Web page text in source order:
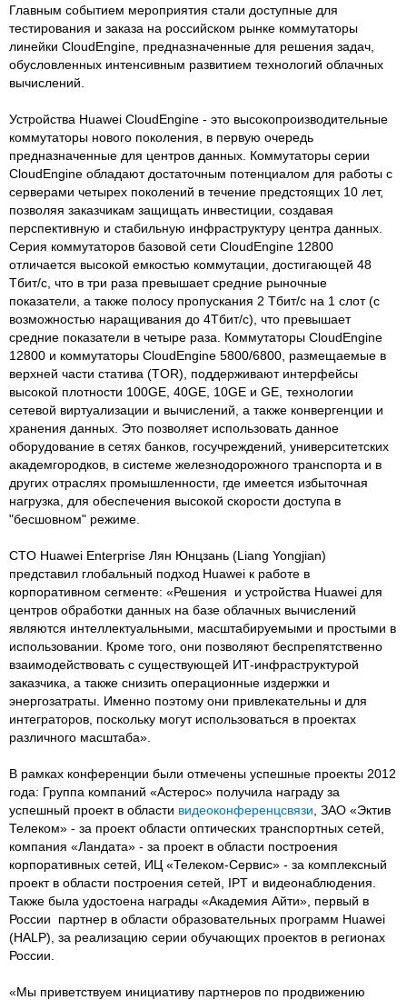
Главным событием мероприятия стали доступные для
тестирования и заказа на российском рынке коммутаторы
линейки CloudEngine, предназначенные для решения задач,
обусловленных интенсивным развитием технологий облачных
вычислений.
Устройства Huawei CloudEngine - это высокопроизводительные
коммутаторы нового поколения, в первую очередь
предназначенные для центров данных. Коммутаторы серии
CloudEngine обладают достаточным потенциалом для работы с
серверами четырех поколений в течение предстоящих 10 лет,
позволяя заказчикам защищать инвестиции, создавая
перспективную и стабильную инфраструктуру центра данных.
Серия коммутаторов базовой сети CloudEngine 12800
отличается высокой емкостью коммутации, достигающей 48
Tбит/с, что в три раза превышает средние рыночные
показатели, a также полосу пропускания 2 Тбит/с на 1 слот (с
возможностью наращивания до 4Тбит/с), что превышает
средние показатели в четыре раза. Коммутаторы CloudEngine
12800 и коммутаторы CloudEngine 5800/6800, размещаемые в
верхней части статива (TOR), поддерживают интерфейсы
высокой плотности 100GE, 40GE, 10GE и GE, технологии
сетевой виртуализации и вычислений, а также конвергенции и
хранения данных. Это позволяет использовать данное
оборудование в сетях банков, госучреждений, университетских
академгородков, в системе железнодорожного транспорта и в
других отраслях промышленности, где имеется избыточная
нагрузка, для обеспечения высокой скорости доступа в
"бесшовном" режиме.
CTO Huawei Enterprise Лян Юнцзань (Liang Yongjian)
представил глобальный подход Huawei к работе в
корпоративном сегменте: «Решения и устройства Huawei для
центров обработки данных на базе облачных вычислений
являются интеллектуальными, масштабируемыми и простыми в
использовании. Кроме того, они позволяют беспрепятственно
взаимодействовать с существующей ИТ-инфраструктурой
заказчика, а также снизить операционные издержки и
энергозатраты. Именно поэтому они привлекательны и для
интеграторов, поскольку могут использоваться в проектах
различного масштаба».
В рамках конференции были отмечены успешные проекты 2012
года: Группа компаний «Астерос» получила награду за
успешный проект в области видеоконференцсвязи , ЗАО «Эктив
Телеком» - за проект области оптических транспортных сетей,
компания «Ландата» - за проект в области построения
корпоративных сетей, ИЦ «Телеком-Сервис» - за комплексный
проект в области построения сетей, IPT и видеонаблюдения.
Также была удостоена награды «Академия Айти», первый в
России партнер в области образовательных программ Huawei
(HALP), за реализацию серии обучающих проектов в регионах
России.
«Мы приветствуем инициативу партнеров по продвижению